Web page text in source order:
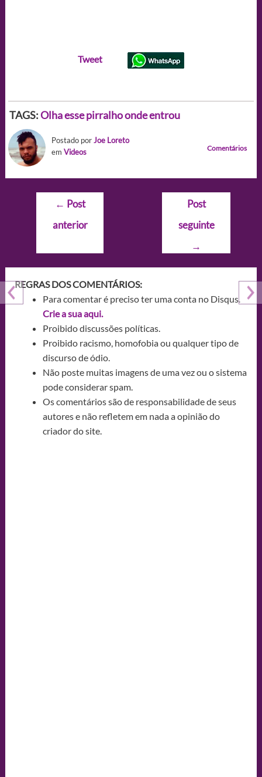
Tweet
TAGS:Olha esse pirralho onde entrou
Postado porJoe Loreto
em Videos Comentários
Navegação
Post
← Post
anterior
Post
seguinte
→
REGRAS DOS COMENTÁRIOS:
Para comentar é preciso ter uma conta no Disqus.
Crie a sua aqui.
Proibido discussões políticas.
Proibido racismo, homofobia ou qualquer tipo de
discurso de ódio.
Não poste muitas imagens de uma vez ou o sistema
pode considerar spam.
Os comentários são de responsabilidade de seus
autores e não refletem em nada a opinião do
criador do site.